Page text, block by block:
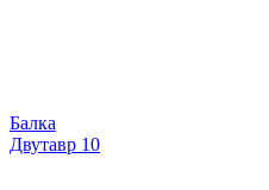
Балка
Двутавр 10